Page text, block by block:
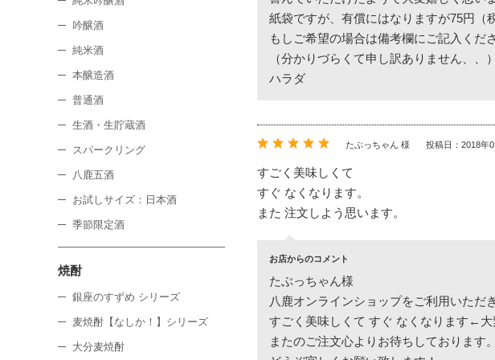
紙袋ですが、有償にはなりますが75円（
もしご希望の場合は備考欄にご記入くださ
（分かりづらくて申し訳ありません、、）
ハラダ
たぶっちゃん 様 投稿日：2018年
すごく美味しくて
すぐ なくなります。
また 注文しよう思います。
お店からのコメント
たぶっちゃん様
八鹿オンラインショップをご利用いただ
すごく美味しくて すぐ なくなります←大
またのご注文心よりお待ちしております。
吟醸酒
純米酒
本醸造酒
普通酒
生酒・生貯蔵酒
スパークリング
八鹿五酒
お試しサイズ：日本酒
季節限定酒
焼酎
銀座のすずめ シリーズ
麦焼酎【なしか！】シリーズ
大分麦焼酎